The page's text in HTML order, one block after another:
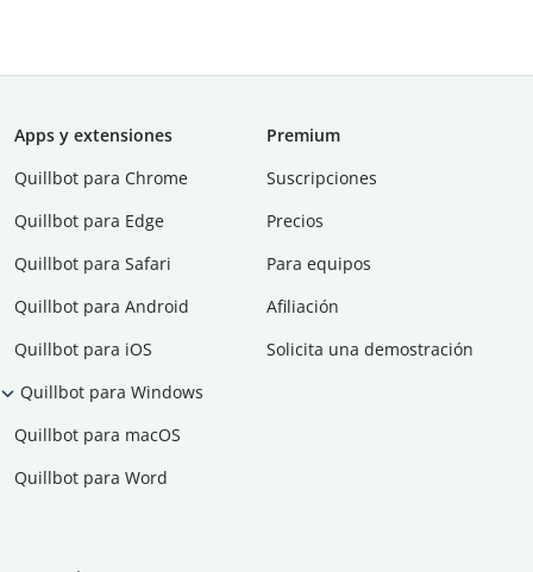
Apps y extensiones
Quillbot para Chrome
Quillbot para Edge
Quillbot para Safari
Quillbot para Android
Quillbot para iOS
Quillbot para Windows
Quillbot para macOS
Quillbot para Word
Premium
Suscripciones
Precios
Para equipos
Afiliación
Solicita una demostración